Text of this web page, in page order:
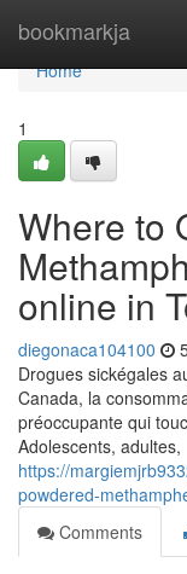
bookmarkja
Home
Home
1
Where to
online in
diegonaca104100
Drogues sickégales
Canada, la
préoccupante qui
Adolescents, adultes,
https://
powdered-
Comments